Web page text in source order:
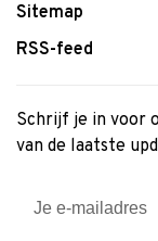
Sitemap
RSS-feed
Schrijf je in voor
van de laatste